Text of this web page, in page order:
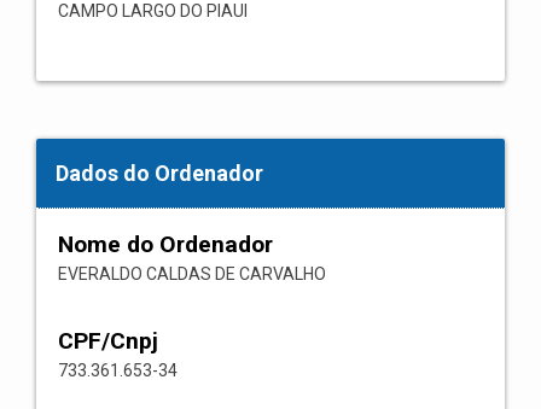
CAMPO LARGO DO PIAUI
Dados do Ordenador
Nome do Ordenador
EVERALDO CALDAS DE CARVALHO
CPF/Cnpj
733.361.653-34